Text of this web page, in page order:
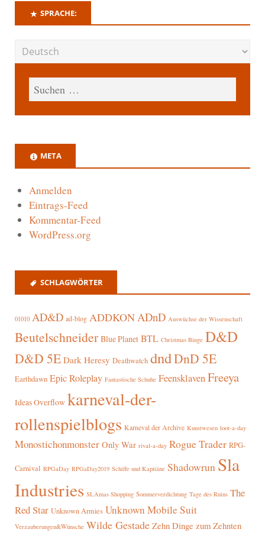
SPRACHE:
META
Anmelden
Eintrags-Feed
Kommentar-Feed
WordPress.org
SCHLAGWÖRTER
01010 AD&D ad-blog ADDKONADnD Auswüchse der Wissenschaft
Beutelschneider Blue Planet BTL Christmas Binge D&D
D&D 5E Dark Heresy Deathwatch dndDnD 5E
Earthdawn Epic Roleplay Fantastische Schuhe FeensklavenFreeya
Ideas Overflow karneval-der-
rollenspielblogs Karneval der Archive Kunstwesen loot-a-day
Monostichonmonster Only War rival-a-day Rogue Trader RPG-
Carnival RPGaDay RPGaDay2019 Schiffe und Kapitäne Shadowrun Sla
Industries SLAmas Shopping Sommerverdichtung Tage des Ruins The
Red Star Unknown Armies Unknown Mobile Suit
Verzauberungen&Wünsche Wilde Gestade Zehn Dinge zum Zehnten